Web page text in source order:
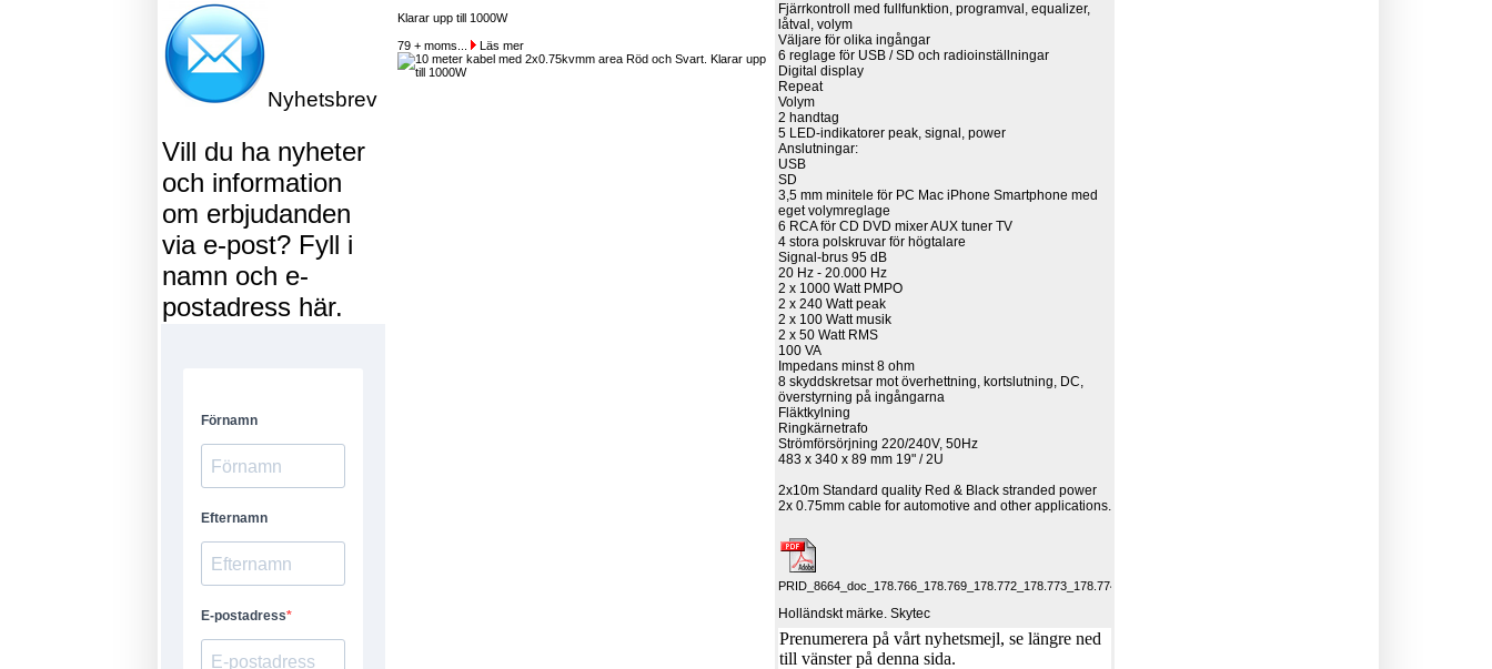
Nyhetsbrev
Vill du ha nyheter
och information
om erbjudanden
via e-post? Fyll i
namn och e-
postadress här.
Klarar upp till 1000W
79 + moms... Läs mer
Fjärrkontroll med fullfunktion, programval, equalizer,
låtval, volym
Väljare för olika ingångar
6 reglage för USB / SD och radioinställningar
Digital display
Repeat
Volym
2 handtag
5 LED-indikatorer peak, signal, power
Anslutningar:
USB
SD
3,5 mm minitele för PC Mac iPhone Smartphone med
eget volymreglage
6 RCA för CD DVD mixer AUX tuner TV
4 stora polskruvar för högtalare
Signal-brus 95 dB
20 Hz - 20.000 Hz
2 x 1000 Watt PMPO
2 x 240 Watt peak
2 x 100 Watt musik
2 x 50 Watt RMS
100 VA
Impedans minst 8 ohm
8 skyddskretsar mot överhettning, kortslutning, DC,
överstyrning på ingångarna
Fläktkylning
Ringkärnetrafo
Strömförsörjning 220/240V, 50Hz
483 x 340 x 89 mm 19" / 2U
2x10m Standard quality Red & Black stranded power
2x 0.75mm cable for automotive and other applications.
PRID_8664_doc_178.766_178.769_178.772_178.773_178.774_178.775_178.777_178.779_SPL_EQ_Stereo_Power_Amplifier.pdf
Holländskt märke. Skytec
Prenumerera på vårt nyhetsmejl, se längre ned
till vänster på denna sida.